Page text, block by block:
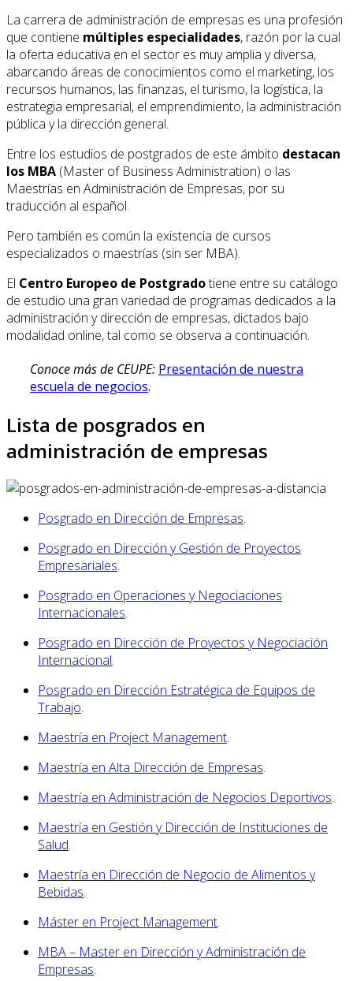
La carrera de administración de empresas es una profesión
que contiene múltiples especialidades, razón por la cual
la oferta educativa en el sector es muy amplia y diversa,
abarcando áreas de conocimientos como el marketing, los
recursos humanos, las finanzas, el turismo, la logística, la
estrategia empresarial, el emprendimiento, la administración
pública y la dirección general.
Entre los estudios de postgrados de este ámbito destacan
los MBA (Master of Business Administration) o las
Maestrías en Administración de Empresas, por su
traducción al español.
Pero también es común la existencia de cursos
especializados o maestrías (sin ser MBA).
El Centro Europeo de Postgradotiene entre su catálogo
de estudio una gran variedad de programas dedicados a la
administración y dirección de empresas, dictados bajo
modalidad online, tal como se observa a continuación.
Conoce más de CEUPE: Presentación de nuestra
escuela de negocios.
Lista de posgrados en
administración de empresas
Posgrado en Dirección de Empresas.
Posgrado en Dirección y Gestión de Proyectos
Empresariales.
Posgrado en Operaciones y Negociaciones
Internacionales.
Posgrado en Dirección de Proyectos y Negociación
Internacional.
Posgrado en Dirección Estratégica de Equipos de
Trabajo.
Maestría en Project Management.
Maestría en Alta Dirección de Empresas.
Maestría en Administración de Negocios Deportivos.
Maestría en Gestión y Dirección de Instituciones de
Salud.
Maestría en Dirección de Negocio de Alimentos y
Bebidas.
Máster en Project Management.
MBA – Master en Dirección y Administración de
Empresas.